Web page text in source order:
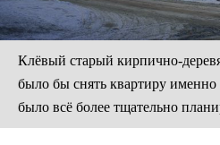
Клёвый старый кирпично-
было бы снять квартиру
было всё более тщательно